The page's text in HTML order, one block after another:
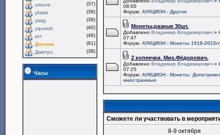
umune
(37)
yfalek
(39)
ylalyj
(39)
yqumob
(40)
кот
(48)
Дон-ник
(61)
Дмитро
(38)
Часы
08:00
Форум:АУКЦИОН - Другое
Монеты,разные 30шт.
ДобавленоВладимир Владимирович »
07:47
Форум:АУКЦИОН - Монеты 1918-
2 копеечки. Мих.Фёдорович.
ДобавленоВладимир Владимирович »
07:25
Форум:АУКЦИОН - Монеты:
иностранные
Сможете ли участвовать в
8-9 октября